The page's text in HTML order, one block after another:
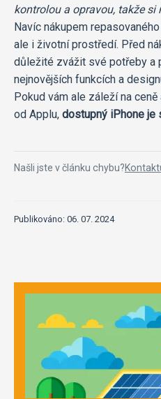
kontrolou a opravou, takže
Navíc nákupem
ale i životní prostředí. Před
důležité zvážit své potřeby a
nejnovějších funkcích a
Pokud vám ale záleží na
od Applu, dostupný iPhone je
Našli jste v článku chybu?
Publikováno: 06. 07. 2024